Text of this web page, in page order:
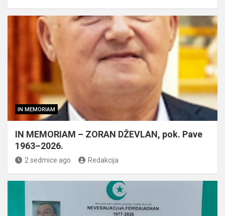
IN MEMORIAM
IN MEMORIAM – ZORAN DŽEVLAN, pok. Pave
1963–2026.
2 sedmice ago Redakcija